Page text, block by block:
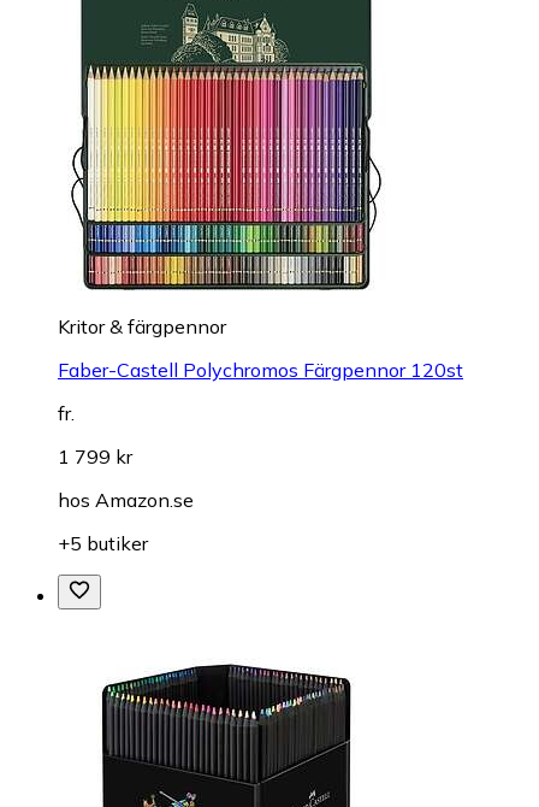
Kritor & färgpennor
Faber-Castell Polychromos Färgpennor 120st
fr.
1 799 kr
hos Amazon.se
+5 butiker